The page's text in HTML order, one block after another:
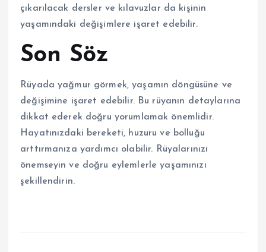
çıkarılacak dersler ve kılavuzlar da kişinin
yaşamındaki değişimlere işaret edebilir.
Son Söz
Rüyada yağmur görmek, yaşamın döngüsüne ve
değişimine işaret edebilir. Bu rüyanın detaylarına
dikkat ederek doğru yorumlamak önemlidir.
Hayatınızdaki bereketi, huzuru ve bolluğu
arttırmanıza yardımcı olabilir. Rüyalarınızı
önemseyin ve doğru eylemlerle yaşamınızı
şekillendirin.